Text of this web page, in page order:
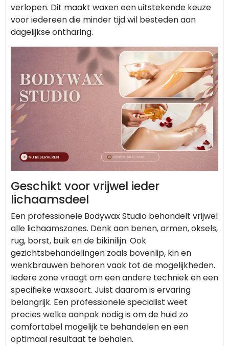
verlopen. Dit maakt waxen een uitstekende keuze
voor iedereen die minder tijd wil besteden aan
dagelijkse ontharing.
Geschikt voor vrijwel ieder
lichaamsdeel
Een professionele Bodywax Studio behandelt vrijwel
alle lichaamszones. Denk aan benen, armen, oksels,
rug, borst, buik en de bikinilijn. Ook
gezichtsbehandelingen zoals bovenlip, kin en
wenkbrauwen behoren vaak tot de mogelijkheden.
Iedere zone vraagt om een andere techniek en een
specifieke waxsoort. Juist daarom is ervaring
belangrijk. Een professionele specialist weet
precies welke aanpak nodig is om de huid zo
comfortabel mogelijk te behandelen en een
optimaal resultaat te behalen.